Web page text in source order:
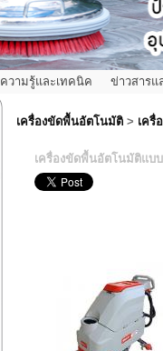
ความรู้และเทคนิค ข่าวสารแ
เครื่องขัดพื้นอัตโนมัติ > เครื่
เครื่องขัดพื้นอัตโนมัติแบ